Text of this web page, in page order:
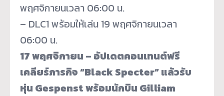
พฤศจิกายนเวลา 06:00 น.
– DLC1 พร้อมให้เล่น 19 พฤศจิกายนเวลา
06:00 น.
17 พฤศจิกายน – อัปเดตคอนเทนต์ฟรี
เคลียร์ภารกิจ “Black Specter” แล้วรับ
หุ่น Gespenst พร้อมนักบิน Gilliam